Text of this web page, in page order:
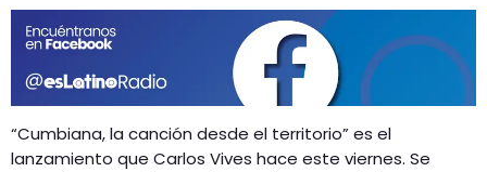
MÚSICA
ENTRETENIMIENTO
RADIO SPLENDID
“Cumbiana, la canción desde el territorio” es el
lanzamiento que Carlos Vives hace este viernes. Se